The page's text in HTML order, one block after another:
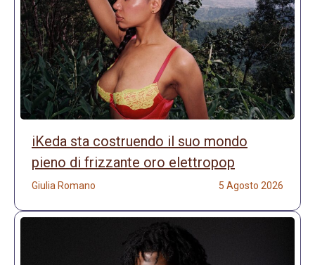
iKeda sta costruendo il suo mondo
pieno di frizzante oro elettropop
Giulia Romano 5 Agosto 2026